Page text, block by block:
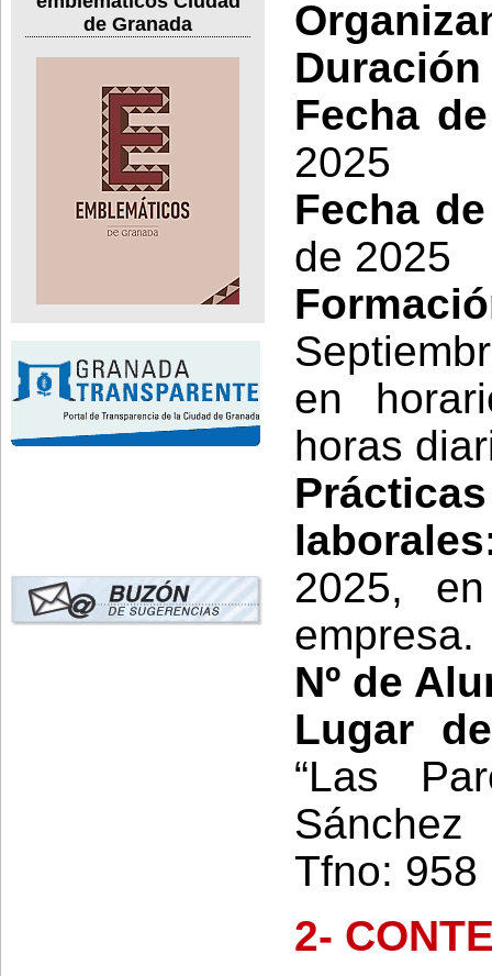
de Granada
Fecha
2025
Fecha
de 2025
en
horas
2025,
empresa.
Nº de
Lugar
“Las
Tfno: 958
2-